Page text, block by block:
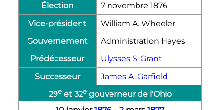
Élection
7 novembre 1876
Vice-président
William A. Wheeler
Gouvernement
Administration Hayes
Prédécesseur
Ulysses S. Grant
Successeur
James A. Garfield
29eet 32egouverneur de l'Ohio